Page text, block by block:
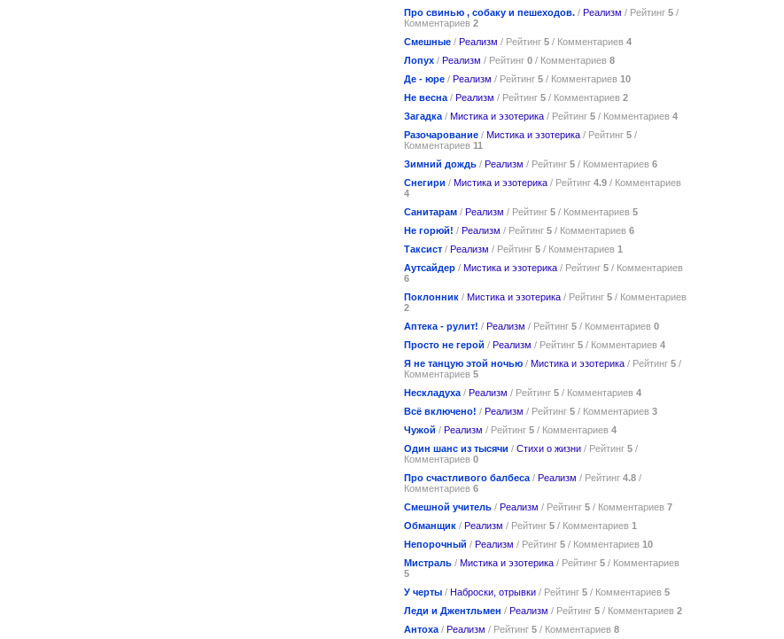
Про свинью , собаку и пешеходов. / Реализм / Рейтинг 5 /
Комментариев 2
Смешные / Реализм / Рейтинг 5 / Комментариев 4
Лопух / Реализм / Рейтинг 0 / Комментариев 8
Де - юре / Реализм / Рейтинг 5 / Комментариев 10
Не весна / Реализм / Рейтинг 5 / Комментариев 2
Загадка / Мистика и эзотерика / Рейтинг 5 / Комментариев 4
Разочарование / Мистика и эзотерика / Рейтинг 5 /
Комментариев 11
Зимний дождь / Реализм / Рейтинг 5 / Комментариев 6
Снегири / Мистика и эзотерика / Рейтинг 4.9 / Комментариев
4
Санитарам / Реализм / Рейтинг 5 / Комментариев 5
Не горюй! / Реализм / Рейтинг 5 / Комментариев 6
Таксист / Реализм / Рейтинг 5 / Комментариев 1
Аутсайдер / Мистика и эзотерика / Рейтинг 5 / Комментариев
6
Поклонник / Мистика и эзотерика / Рейтинг 5 / Комментариев
2
Аптека - рулит! / Реализм / Рейтинг 5 / Комментариев 0
Просто не герой / Реализм / Рейтинг 5 / Комментариев 4
Я не танцую этой ночью / Мистика и эзотерика / Рейтинг 5 /
Комментариев 5
Нескладуха / Реализм / Рейтинг 5 / Комментариев 4
Всё включено! / Реализм / Рейтинг 5 / Комментариев 3
Чужой / Реализм / Рейтинг 5 / Комментариев 4
Один шанс из тысячи / Стихи о жизни / Рейтинг 5 /
Комментариев 0
Про счастливого балбеса / Реализм / Рейтинг 4.8 /
Комментариев 6
Смешной учитель / Реализм / Рейтинг 5 / Комментариев 7
Обманщик / Реализм / Рейтинг 5 / Комментариев 1
Непорочный / Реализм / Рейтинг 5 / Комментариев 10
Мистраль / Мистика и эзотерика / Рейтинг 5 / Комментариев
5
У черты / Наброски, отрывки / Рейтинг 5 / Комментариев 5
Леди и Джентльмен / Реализм / Рейтинг 5 / Комментариев 2
Антоха / Реализм / Рейтинг 5 / Комментариев 8